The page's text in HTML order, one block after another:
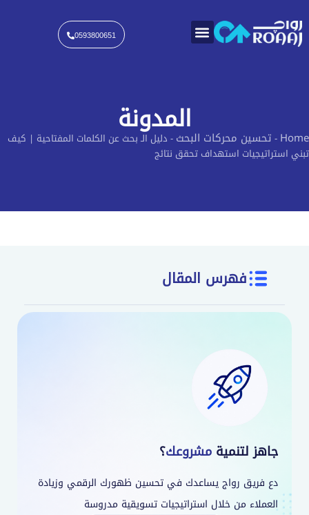
إلى
المحتوى
0593800651
المدونة Home
- تحسين محركات البحث - دليل الـ بحث عن الكلمات المفتاحية | كيف
تبني استراتيجيات استهداف تحقق نتائج
فهرس المقال
جاهز لتنمية مشروعك؟
دع فريق رواج يساعدك في تحسين ظهورك الرقمي وزيادة
العملاء من خلال استراتيجيات تسويقية مدروسة